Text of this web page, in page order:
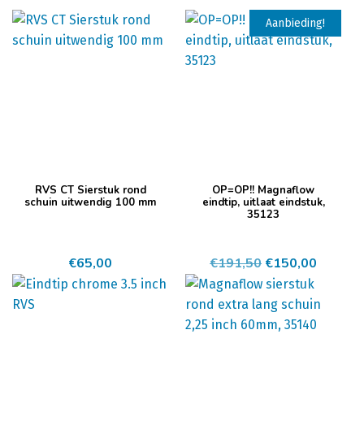
RVS CT Sierstuk rond
schuin uitwendig 100 mm
€65,00
Aanbieding!
OP=OP!! Magnaflow
eindtip, uitlaat eindstuk,
35123
€191,50
prijs
was:
€191,50.
€150,00
is: